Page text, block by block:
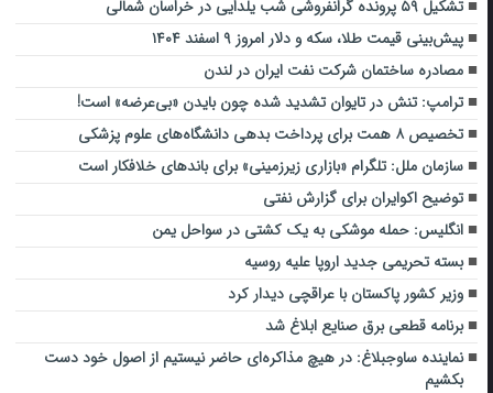
تشکیل ۵۹ پرونده گرانفروشی شب یلدایی در خراسان شمالی
پیش‌بینی قیمت طلا، سکه و دلار امروز ۹ اسفند ۱۴۰۴
مصادره ساختمان شرکت نفت ایران در لندن
ترامپ: تنش در تایوان تشدید شده چون بایدن «بی‌عرضه» است!
تخصیص ۸ همت برای پرداخت بدهی دانشگاه‌های علوم پزشکی
سازمان ملل: تلگرام «بازاری زیرزمینی» برای باندهای خلافکار است
توضیح اکوایران برای گزارش نفتی
انگلیس: حمله موشکی به یک کشتی در سواحل یمن
بسته تحریمی جدید اروپا علیه روسیه
وزیر کشور پاکستان با عراقچی دیدار کرد
برنامه قطعی برق صنایع ابلاغ شد
نماینده ساوجبلاغ: در هیچ مذاکره‌ای حاضر نیستیم از اصول خود دست
بکشیم